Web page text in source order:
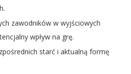
zawodników w wyjściowych
wpływ na grę.
starć i aktualną formę